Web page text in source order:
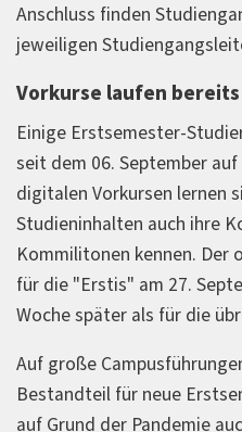
Anschluss finden
jeweiligen
Vorkurse laufen
Einige Erstsemester-
seit dem 06. September
digitalen Vorkursen lernen
Studieninhalten auch ihre
Kommilitonen kennen.
für die "Erstis" am 27.
Woche später als für die
Auf große
Bestandteil für neue
auf Grund der Pandemie